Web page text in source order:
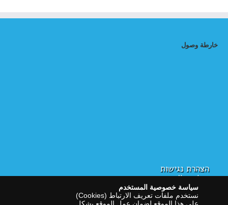
خارطة وصول
הצהרת נגישות
سياسة الخصوصية
سياسة خصوصية المستخدم
نستخدم ملفات تعريف الارتباط (Cookies)